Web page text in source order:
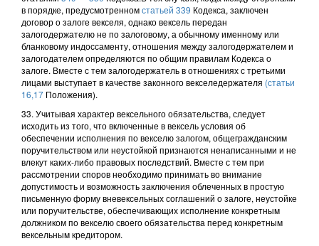
в порядке, предусмотренномстатьей 339 Кодекса, заключен
договор о залоге векселя, однако вексель передан
залогодержателю не по залоговому, а обычному именному или
бланковому индоссаменту, отношения между залогодержателем и
залогодателем определяются по общим правилам Кодекса о
залоге. Вместе с тем залогодержатель в отношениях с третьими
лицами выступает в качестве законного векселедержателя (статьи
16,17 Положения).
33. Учитывая характер вексельного обязательства, следует
исходить из того, что включенные в вексель условия об
обеспечении исполнения по векселю залогом, общегражданским
поручительством или неустойкой признаются ненаписанными и не
влекут каких-либо правовых последствий. Вместе с тем при
рассмотрении споров необходимо принимать во внимание
допустимость и возможность заключения облеченных в простую
письменную форму вневексельных соглашений о залоге, неустойке
или поручительстве, обеспечивающих исполнение конкретным
должником по векселю своего обязательства перед конкретным
вексельным кредитором.